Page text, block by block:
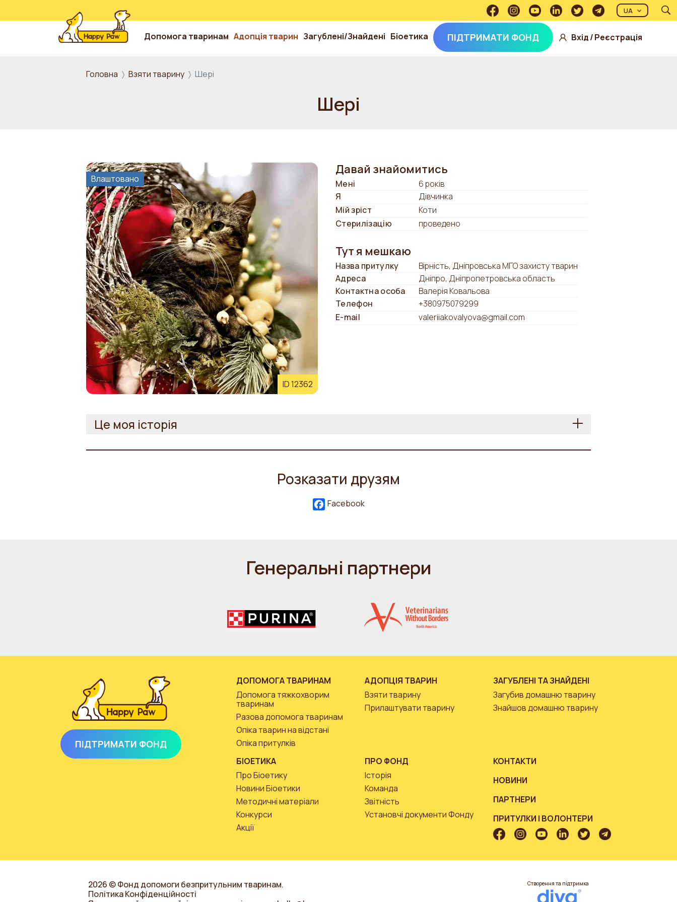
Допомога тваринам Адопція тварин Загублені/Знайдені Біоетика ПІДТРИМАТИ ФОНД Вхід/Реєстрація
UA
Головна Взяти тварину Шері
Шері
ID 12362
Влаштовано
Давай знайомитись
Мені
6 років
Я
Дівчинка
Мій зріст
Коти
Стерилізацію
проведено
Тут я мешкаю
Назва притулку
Вірність, Дніпровська МГО захисту тварин
Адреса
Дніпро, Дніпропетровська область
Контактна особа
Валерія Ковальова
Телефон
+380975079299
E-mail
valeriiakovalyova@gmail.com
Це моя історія
Розказати друзям
Facebook
Генеральні партнери
ПІДТРИМАТИ ФОНД
ДОПОМОГА ТВАРИНАМ
Допомога тяжкохворим
тваринам
Разова допомога тваринам
Опіка тварин на відстані
Опіка притулків
АДОПЦІЯ ТВАРИН
Взяти тварину
Прилаштувати тварину
ЗАГУБЛЕНІ ТА ЗНАЙДЕНІ
Загубив домашню тварину
Знайшов домашню тварину
БІОЕТИКА
Про Біоетику
Новини Біоетики
Методичні матеріали
Конкурси
Акції
ПРО ФОНД
Історія
Команда
Звітність
Установчі документи Фонду
КОНТАКТИ
НОВИНИ
ПАРТНЕРИ
ПРИТУЛКИ І ВОЛОНТЕРИ
2026 © Фонд допомоги безпритульним тваринам.
Політика Конфіденційності
Створення та підтримка